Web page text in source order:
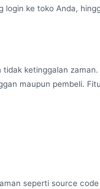
login ke toko Anda,
ketinggalan
maupun pembeli.
seperti source